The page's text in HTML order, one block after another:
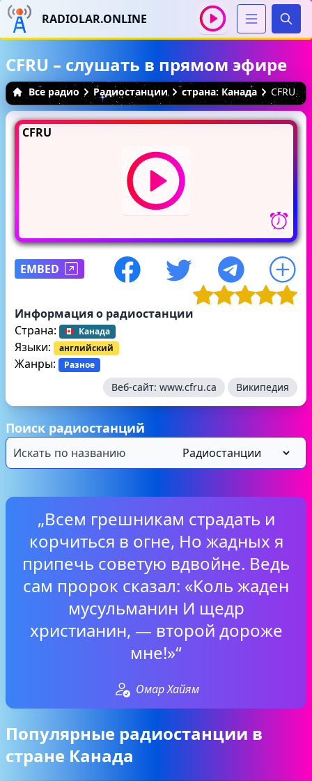
RADIOLAR.ONLINE
CFRU – слушать в прямом эфире
Все радио Радиостанции страна: Канада CFRU
CFRU
EMBED
Информация о радиостанции
Страна:
Канада
Языки: английский
Жанры: Разное
Веб-сайт: www.cfru.ca Википедия
Поиск радиостанций
„Всем грешникам страдать и
корчиться в огне, Но жадных я
припечь советую вдвойне. Ведь
сам пророк сказал: «Коль жаден
мусульманин И щедр
христианин, — второй дороже
мне!»“
Омар Хайям
Популярные радиостанции в
стране Канада